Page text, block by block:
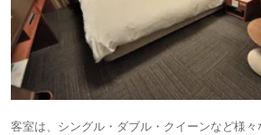
客室は、シングル・ダブル・クイーンなど様々